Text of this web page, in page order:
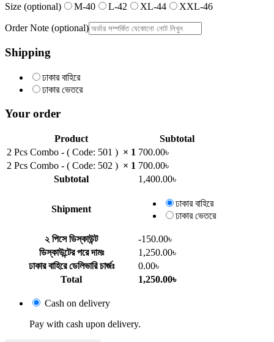
Size (optional) M-40 L-42 XL-44 XXL-46
Order Note (optional)
Shipping
ঢাকার বাহিরে
ঢাকার ভেতরে
Your order
Product
Subtotal
2 Pcs Combo - ( Code: 501 ) × 1 700.00৳
2 Pcs Combo - ( Code: 502 ) × 1 700.00৳
Subtotal
1,400.00৳
Shipment
ঢাকার বাহিরে
ঢাকার ভেতরে
২ পিসে ডিস্কাউন্ট -150.00৳
ডিস্কাউন্টের পরে দামঃ
1,250.00৳
ঢাকার বাহিরে ডেলিভারি চার্জঃ
0.00৳
Total
1,250.00৳
Cash on delivery
Pay with cash upon delivery.